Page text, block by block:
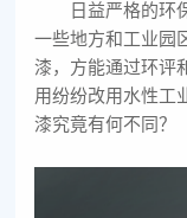
日益严格的环保
一些地方和工业园
漆，方能通过环评
用纷纷改用水性工
漆究竟有何不同？